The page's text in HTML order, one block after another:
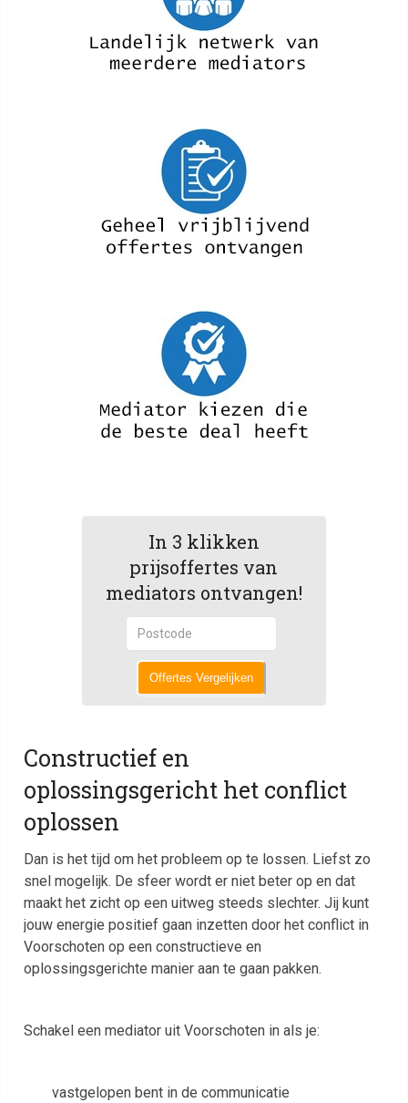
In 3 klikken
prijsoffertes van
mediators ontvangen!
Offertes Vergelijken
Constructief en
oplossingsgericht het conflict
oplossen
Dan is het tijd om het probleem op te lossen. Liefst zo
snel mogelijk. De sfeer wordt er niet beter op en dat
maakt het zicht op een uitweg steeds slechter. Jij kunt
jouw energie positief gaan inzetten door het conflict in
Voorschoten op een constructieve en
oplossingsgerichte manier aan te gaan pakken.
Schakel een mediator uit Voorschoten in als je:
vastgelopen bent in de communicatie